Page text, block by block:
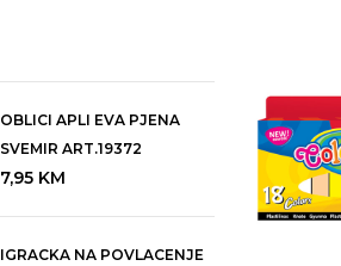
OBLICI APLI EVA PJENA
SVEMIR ART.19372
7,95 KM
IGRACKA NA POVLACENJE